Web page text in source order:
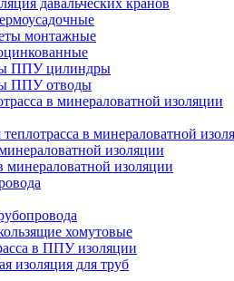
давальческих кранов
монтажные
ППУ цилиндры
ППУ отводы
в минераловатной изоляции
теплотрасса в минераловатной
изоляции
минераловатной изоляции
хомутовые
в ППУ изоляции
изоляция для труб